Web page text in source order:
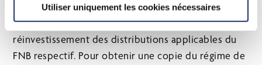
Utiliser uniquement les cookies nécessaires
seront versées en espèces, à moins que le porteur
de parts ne se soit inscrit au régime de
réinvestissement des distributions applicables du
FNB respectif. Pour obtenir une copie du régime de